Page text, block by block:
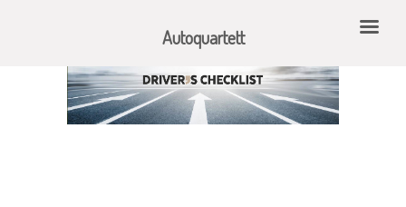
Autoquartett